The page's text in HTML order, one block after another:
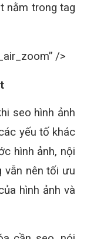
nằm trong tag
/>
seo hình ảnh
yếu tố khác
hình ảnh, nội
vẫn nên tối ưu
hình ảnh và